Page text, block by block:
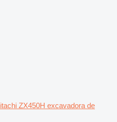
ZX450H excavadora de